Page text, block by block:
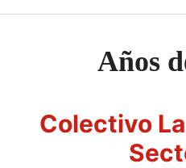
PARTICIPA
Años
Colectivo